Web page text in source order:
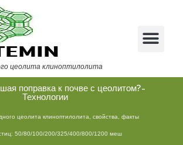
цеолита клиноптилолита
поправка к почве с цеолитом?-
Технологии
цеолита клиноптилолита, свойства, факты
50/80/100/200/325/400/800/1200 меш